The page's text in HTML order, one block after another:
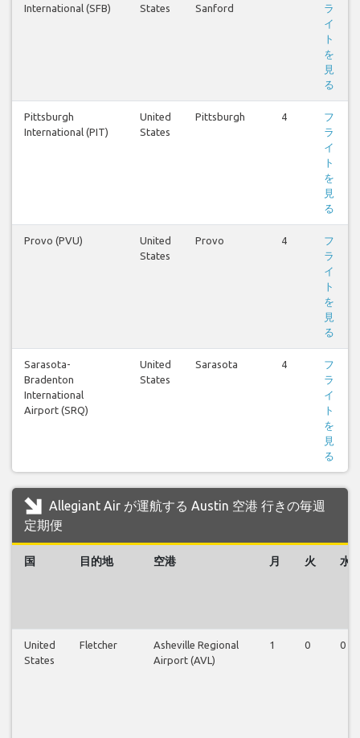
International (SFB)
States
Sanford
ラ
イ
ト
を
見
る
Pittsburgh
International (PIT)
United
States
Pittsburgh 4
フ
ラ
イ
ト
を
見
る
Provo (PVU)
United
States
Provo 4
フ
ラ
イ
ト
を
見
る
Sarasota-
Bradenton
International
Airport (SRQ)
United
States
Sarasota 4
フ
ラ
イ
ト
を
見
る
Allegiant Air が運航する Austin 空港 行きの毎週
定期便
国 目的地 空港 月 火 水
United
States
Fletcher
Asheville Regional
Airport (AVL)
1 0 0